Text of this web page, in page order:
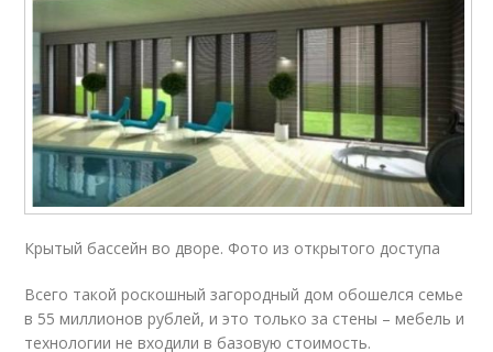
Крытый бассейн во дворе. Фото из открытого доступа
Всего такой роскошный загородный дом обошелся семье
в 55 миллионов рублей, и это только за стены – мебель и
технологии не входили в базовую стоимость.